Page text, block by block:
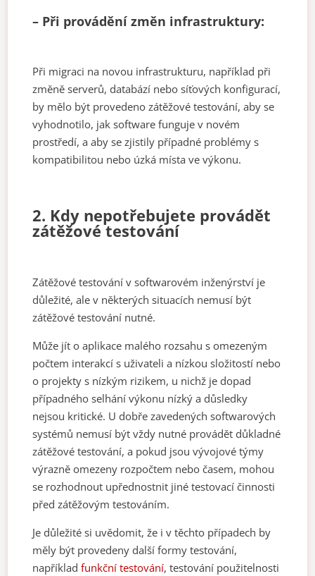
– Při provádění změn infrastruktury:
Při migraci na novou infrastrukturu, například při
změně serverů, databází nebo síťových konfigurací,
by mělo být provedeno zátěžové testování, aby se
vyhodnotilo, jak software funguje v novém
prostředí, a aby se zjistily případné problémy s
kompatibilitou nebo úzká místa ve výkonu.
2. Kdy nepotřebujete provádět
zátěžové testování
Zátěžové testování v softwarovém inženýrství je
důležité, ale v některých situacích nemusí být
zátěžové testování nutné.
Může jít o aplikace malého rozsahu s omezeným
počtem interakcí s uživateli a nízkou složitostí nebo
o projekty s nízkým rizikem, u nichž je dopad
případného selhání výkonu nízký a důsledky
nejsou kritické. U dobře zavedených softwarových
systémů nemusí být vždy nutné provádět důkladné
zátěžové testování, a pokud jsou vývojové týmy
výrazně omezeny rozpočtem nebo časem, mohou
se rozhodnout upřednostnit jiné testovací činnosti
před zátěžovým testováním.
Je důležité si uvědomit, že i v těchto případech by
měly být provedeny další formy testování,
napříkladfunkční testování, testování použitelnosti